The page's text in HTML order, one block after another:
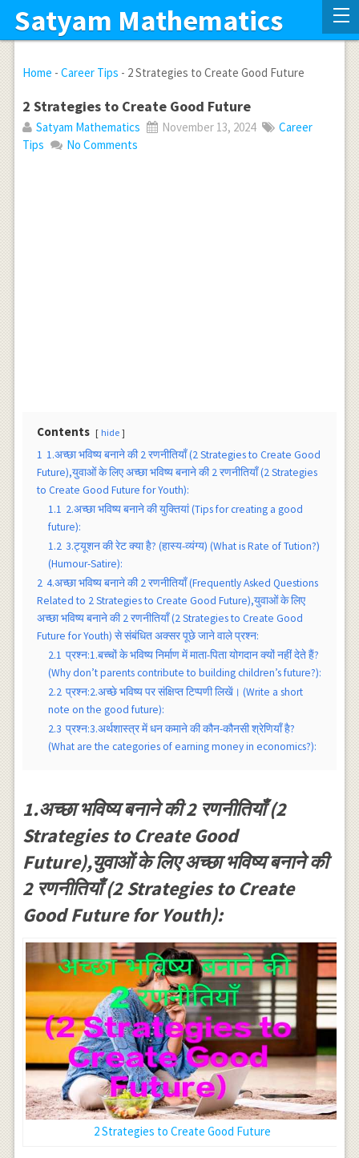
Satyam Mathematics
Home - Career Tips - 2 Strategies to Create Good Future
2 Strategies to Create Good Future
Satyam Mathematics November 13, 2024
Career
Tips
No Comments
Contents hide
1 1.अच्छा भविष्य बनाने की 2 रणनीतियाँ (2 Strategies to Create Good
Future),युवाओं के लिए अच्छा भविष्य बनाने की 2 रणनीतियाँ (2 Strategies
to Create Good Future for Youth):
1.1 2.अच्छा भविष्य बनाने की युक्तियां (Tips for creating a good
future):
1.2 3.ट्यूशन की रेट क्या है? (हास्य-व्यंग्य) (What is Rate of Tution?)
(Humour-Satire):
2 4.अच्छा भविष्य बनाने की 2 रणनीतियाँ (Frequently Asked Questions
Related to 2 Strategies to Create Good Future),युवाओं के लिए
अच्छा भविष्य बनाने की 2 रणनीतियाँ (2 Strategies to Create Good
Future for Youth) से संबंधित अक्सर पूछे जाने वाले प्रश्न:
2.1 प्रश्न:1.बच्चों के भविष्य निर्माण में माता-पिता योगदान क्यों नहीं देते हैं?
(Why don’t parents contribute to building children’s future?):
2.2 प्रश्न:2.अच्छे भविष्य पर संक्षिप्त टिप्पणी लिखें। (Write a short
note on the good future):
2.3 प्रश्न:3.अर्थशास्त्र में धन कमाने की कौन-कौनसी श्रेणियाँ है?
(What are the categories of earning money in economics?):
1.अच्छा भविष्य बनाने की 2 रणनीतियाँ (2
Strategies to Create Good
Future),युवाओं के लिए अच्छा भविष्य बनाने की
2 रणनीतियाँ (2 Strategies to Create
Good Future for Youth):
2 Strategies to Create Good Future